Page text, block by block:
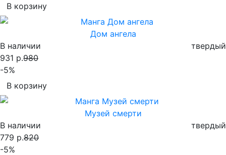
В корзину
Дом ангела
В наличии
твердый
931 р.980
-5%
В корзину
Музей смерти
В наличии
твердый
779 р.820
-5%